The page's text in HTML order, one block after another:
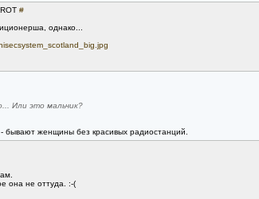
#
однако...
Или это мальчик?
женщины без красивых радиостанций.
она не оттуда. :-(